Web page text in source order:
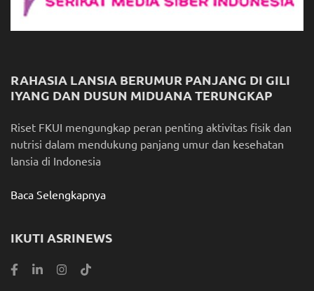
RAHASIA LANSIA BERUMUR PANJANG DI GILI
IYANG DAN DUSUN MIDUANA TERUNGKAP
Riset FKUI mengungkap peran penting aktivitas fisik dan
nutrisi dalam mendukung panjang umur dan kesehatan
lansia di Indonesia
Baca Selengkapnya
IKUTI ASRINEWS